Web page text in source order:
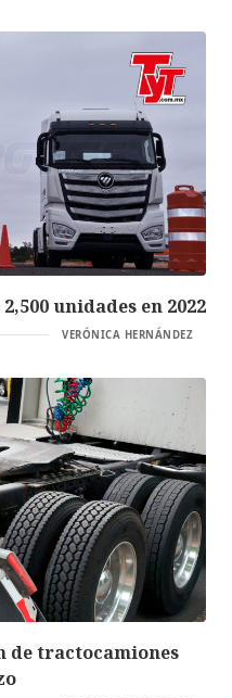
unidades en 2022
VERÓNICA HERNÁNDEZ
de tractocamiones